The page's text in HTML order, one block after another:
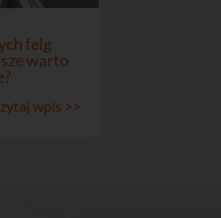
felg
warto
wpis >>